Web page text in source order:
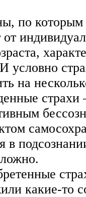
по которым
от
условно
на
страхи
в
какие-то